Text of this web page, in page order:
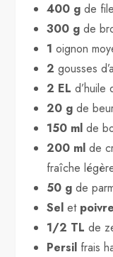
400 g de
300 g de
1 oignon
2 gousses
2 EL d’huile
20 g de
150 ml de
200 ml de
fraîche
50 g de
Sel et
1/2 TL de
Persil frais